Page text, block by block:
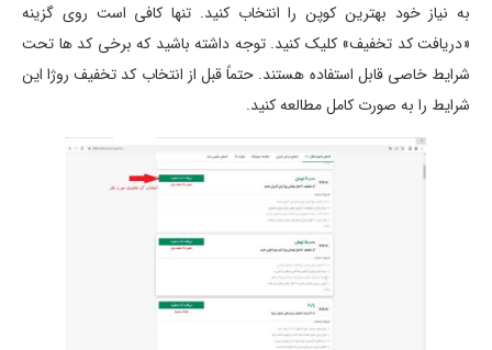
به نیاز خود بهترین کوپن را انتخاب کنید. تنها کافی است روی گزینه
«دریافت کد تخفیف» کلیک کنید. توجه داشته باشید که برخی کد ها تحت
شرایط خاصی قابل استفاده هستند. حتماً قبل از انتخاب کد تخفیف روژا این
شرایط را به صورت کامل مطالعه کنید.